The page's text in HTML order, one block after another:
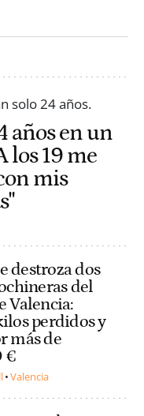
años en un
los 19 me
mis
destroza dos
del
Valencia:
perdidos y
más de
€
Valencia